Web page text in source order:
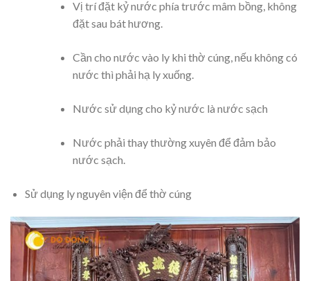
Vị trí đặt kỷ nước phía trước mâm bồng, không
đặt sau bát hương.
Cần cho nước vào ly khi thờ cúng, nếu không có
nước thì phải hạ ly xuống.
Nước sử dụng cho kỷ nước là nước sạch
Nước phải thay thường xuyên để đảm bảo
nước sạch.
Sử dụng ly nguyên viện để thờ cúng